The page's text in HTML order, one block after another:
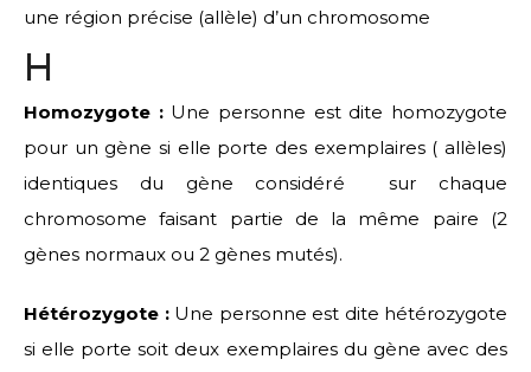
une région précise (allèle) d’un chromosome
H
Homozygote : Une personne est dite homozygote
pour un gène si elle porte des exemplaires ( allèles)
identiques du gène considéré sur chaque
chromosome faisant partie de la même paire (2
gènes normaux ou 2 gènes mutés).
Hétérozygote :Une personne est dite hétérozygote
si elle porte soit deux exemplaires du gène avec des